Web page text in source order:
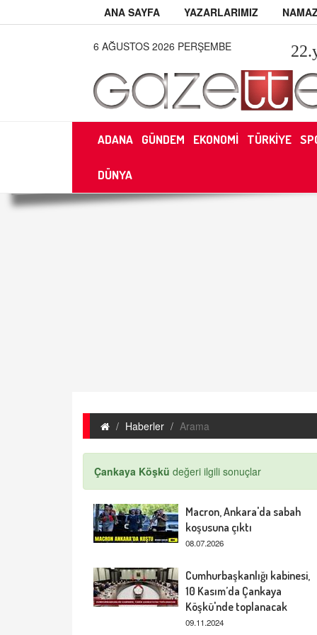
ANA SAYFA YAZARLARIMIZ
6 AĞUSTOS 2026 PERŞEMBE 22
ADANA GÜNDEM EKONOMİ TÜRKİYE
DÜNYA
Haberler Arama
Çankaya Köşkü değeri ilgili sonuçlar
Macron, Ankara'da sabah
koşusuna çıktı
08.07.2026
Cumhurbaşkanlığı kabinesi,
10 Kasım’da Çankaya
Köşkü'nde toplanacak
09.11.2024